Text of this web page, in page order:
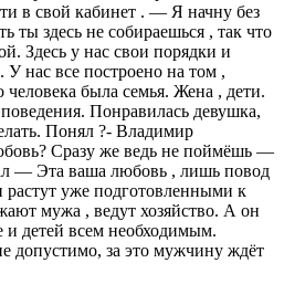
в свой кабинет . — Я начну без
ты здесь не собиpaeшься , так что
Здесь у нас свои порядки и
нас все построено на том ,
человека была семья. Жена , дети.
Понравилась девушка,
Понял ?- Владимир
Сразу же ведь не поймёшь —
— Эта ваша любовь , лишь повод
растут уже подготовленными к
мужа , ведут хозяйство. А он
и детей всем необходимым.
допустимо, за это мужчину ждёт